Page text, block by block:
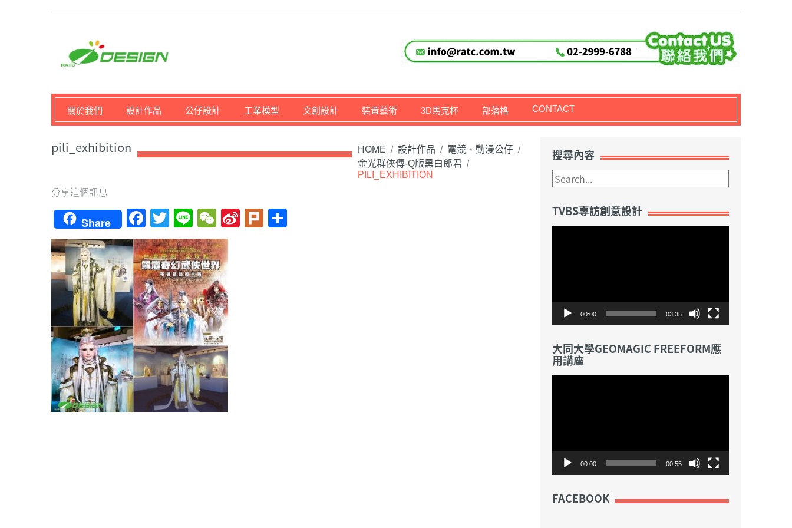
馬路科技創意設計-3D公仔,文創,獎盃設計專家
關於我們 設計作品 公仔設計 工業模型 文創設計 裝置藝術 3D馬克杯 部落格 CONTACT
HOME / 設計作品 / 電競、動漫公仔 /
金光群俠傳-Q版黑白郎君 /
PILI_EXHIBITION
pili_exhibition
分享這個訊息
Share Facebook
Twitter
LineWeChat
Sina
Weibo
Plurk
搜尋內容
TVBS專訪創意設計
00:00 03:35
大同大學GEOMAGIC FREEFORM應
用講座
00:00 00:55
FACEBOOK